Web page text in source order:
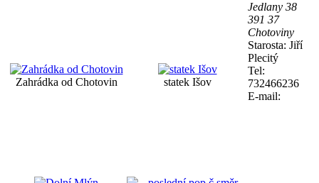
Zahrádka od Chotovin statek Išov
Jedlany 38
391 37
Chotoviny
Starosta: Jiří
Plecitý
Tel:
732466236
E-mail: